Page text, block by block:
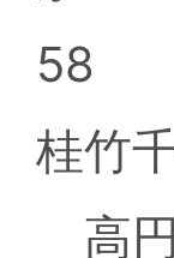
58
桂竹
高